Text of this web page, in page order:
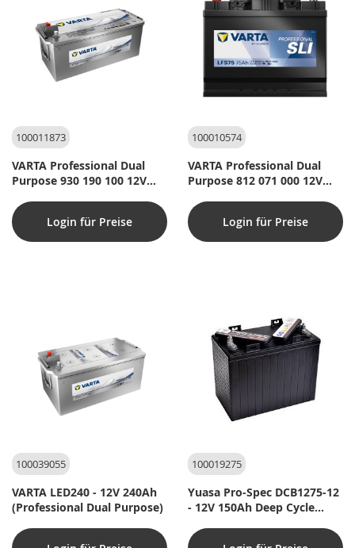
100011873
VARTA Professional Dual
Purpose 930 190 100 12V
Login für Preise
100010574
VARTA Professional Dual
Purpose 812 071 000 12V
Login für Preise
100039055
VARTA LED240 - 12V 240Ah
(Professional Dual Purpose)
100019275
Yuasa Pro-Spec DCB1275-12
- 12V 150Ah Deep Cycle